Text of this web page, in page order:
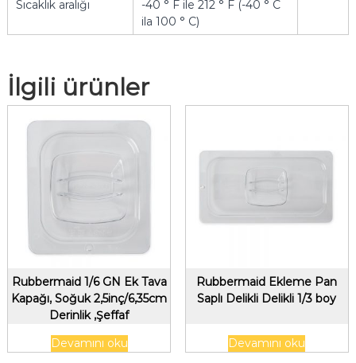
Sıcaklık aralığı
-40 ° F ile 212 ° F (-40 ° C
ila 100 ° C)
İlgili ürünler
Rubbermaid 1/6 GN Ek Tava
Kapağı, Soğuk 2,5inç/6,35cm
Derinlik ,Şeffaf
Devamını oku
Rubbermaid Ekleme Pan
Saplı Delikli Delikli 1/3 boy
Devamını oku